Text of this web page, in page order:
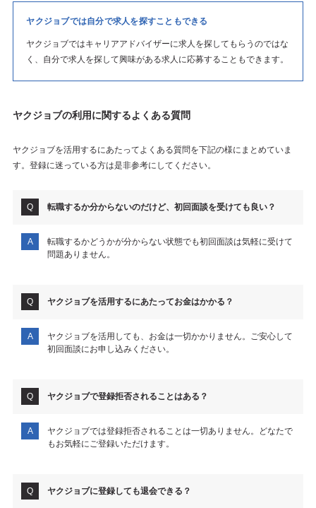
ヤクジョブでは自分で求人を探すこともできる
ヤクジョブではキャリアアドバイザーに求人を探してもらうのではな
く、自分で求人を探して興味がある求人に応募することもできます。
ヤクジョブの利用に関するよくある質問
ヤクジョブを活用するにあたってよくある質問を下記の様にまとめていま
す。登録に迷っている方は是非参考にしてください。
転職するか分からないのだけど、初回面談を受けても良い？
転職するかどうかが分からない状態でも初回面談は気軽に受けて
問題ありません。
ヤクジョブを活用するにあたってお金はかかる？
ヤクジョブを活用しても、お金は一切かかりません。ご安心して
初回面談にお申し込みください。
ヤクジョブで登録拒否されることはある？
ヤクジョブでは登録拒否されることは一切ありません。どなたで
もお気軽にご登録いただけます。
ヤクジョブに登録しても退会できる？